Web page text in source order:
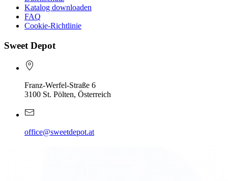
Katalog downloaden
FAQ
Cookie-Richtlinie
Sweet Depot
Franz-Werfel-Straße 6
3100 St. Pölten, Österreich
office@sweetdepot.at